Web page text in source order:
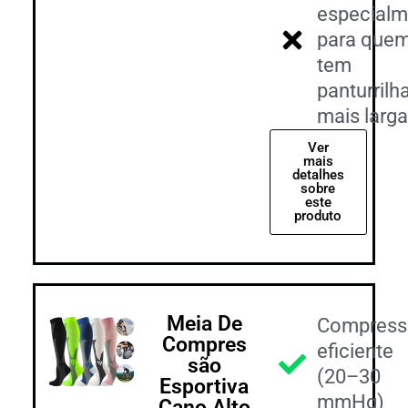
para
tem
mais
Ver
mais
detalhes
sobre
este
produto
Meia De
Compres
são
Esportiva
eficiente
(20–30
mmHg)